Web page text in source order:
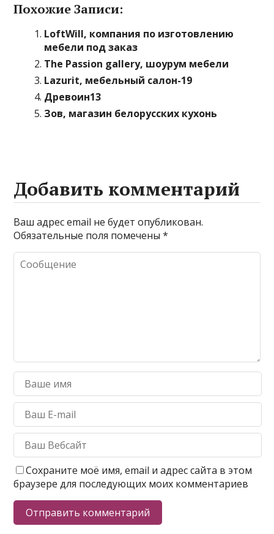
Похожие Записи:
LoftWill, компания по изготовлению
мебели под заказ
The Passion gallery, шоурум мебели
Lazurit, мебельный салон-19
Древоин13
Зов, магазин белорусских кухонь
Добавить комментарий
Ваш адрес email не будет опубликован.
Обязательные поля помечены*
Сохраните моё имя, email и адрес сайта в этом
браузере для последующих моих комментариев